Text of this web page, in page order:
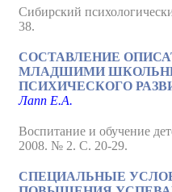
Сибирский
38.
СОСТАВЛЕНИЕ
МЛАДШИМИ
ПСИХИЧЕСКОГО
Лапп Е.А.
Воспитание и обучение
2008. № 2. С. 20-29.
СПЕЦИАЛЬНЫЕ